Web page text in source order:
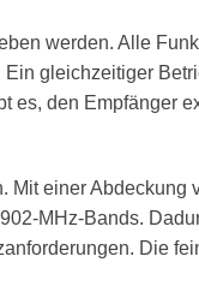
werden. Alle
gleichzeitiger
den Empfänger
einer
MHz-Bands.
Die